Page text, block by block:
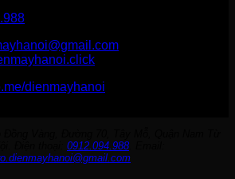
dienmayhanoi
0912.094.988. Email: